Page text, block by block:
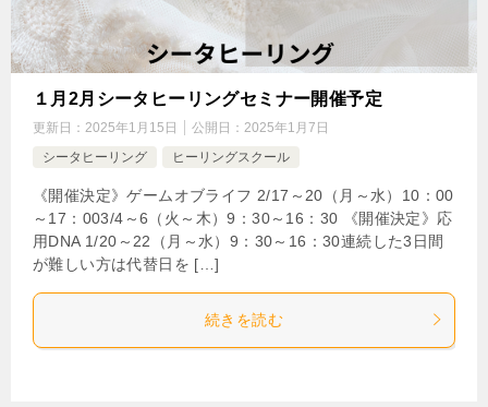
１月2月シータヒーリングセミナー開催予定
更新日： 2025年1月15日 公開日： 2025年1月7日
シータヒーリング
ヒーリングスクール
《開催決定》ゲームオブライフ 2/17～20（月～水）10：00
～17：003/4～6（火～木）9：30～16：30 《開催決定》応
用DNA 1/20～22（月～水）9：30～16：30連続した3日間
が難しい方は代替日を […]
続きを読む